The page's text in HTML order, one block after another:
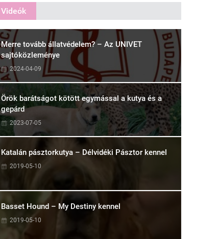
Videók
Merre tovább állatvédelem? – Az UNIVET
sajtóközleménye
2024-04-09
Örök barátságot kötött egymással a kutya és a
gepárd
2023-07-05
Katalán pásztorkutya – Délvidéki Pásztor kennel
2019-05-10
Basset Hound – My Destiny kennel
2019-05-10